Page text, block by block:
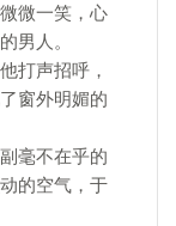
微一笑，心
男人。
打声招呼，
窗外明媚的
毫不在乎的
的空气，于